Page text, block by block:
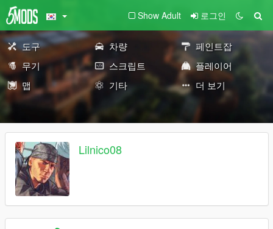
Show Adult 로그인
도구 차량
페인트잡
무기
스크립트
플레이어
맵
기타 더 보기
Lilnico08